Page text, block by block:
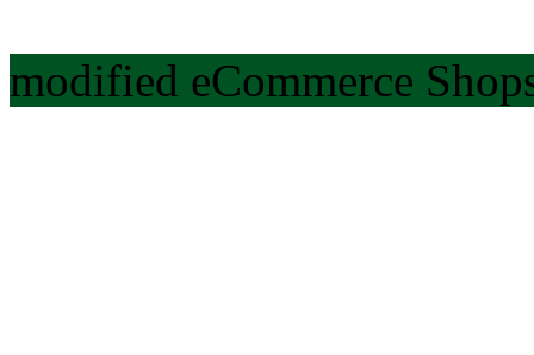
modified eCommerce